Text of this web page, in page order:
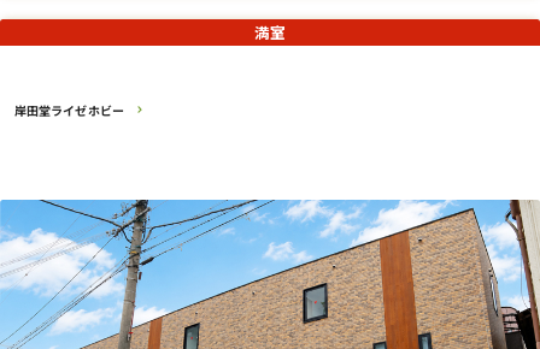
岸田堂ライゼホビー
満室